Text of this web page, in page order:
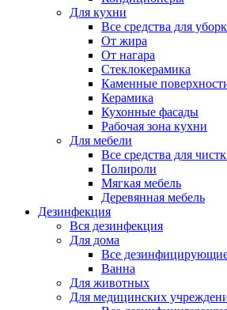
Для кухни
Все средства для
От жира
От нагара
Стеклокерамика
Каменные
Керамика
Кухонные фасады
Рабочая зона кухни
Для мебели
Все средства для
Полироли
Мягкая мебель
Деревянная мебель
Дезинфекция
Вся дезинфекция
Для дома
Все дезинфицирующие
Ванна
Для животных
Для медицинских